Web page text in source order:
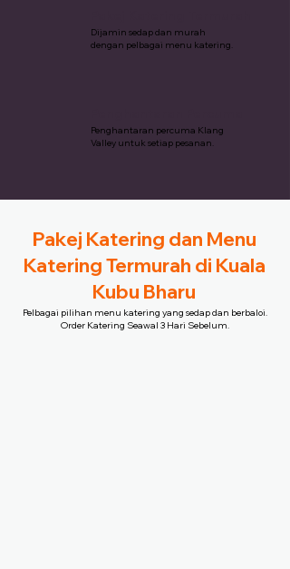
Dijamin sedap dan murah
dengan pelbagai menu katering.
Penghantaran percuma Klang
Valley untuk setiap pesanan.
Pakej Katering dan Menu
Katering Termurah di Kuala
Kubu Bharu
Pelbagai pilihan menu katering yang sedap dan berbaloi.
Order Katering Seawal 3 Hari Sebelum.